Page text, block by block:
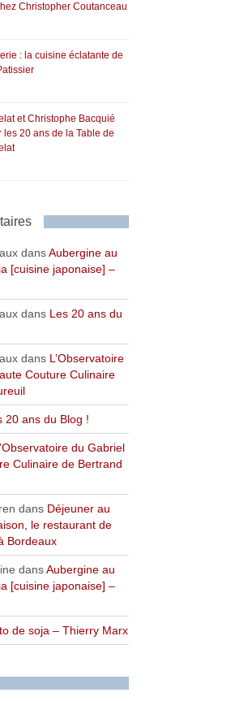
Christopher Coutanceau
: la cuisine éclatante de
et Christophe Bacquié
les 20 ans de la Table de
dansAubergine au
[cuisine japonaise] –
dans Les 20 ans du
dans L’Observatoire
Couture Culinaire
20 ans du Blog !
du Gabriel
Culinaire de Bertrand
dans Déjeuner au
le restaurant de
Bordeaux
dansAubergine au
[cuisine japonaise] –
de soja – Thierry Marx